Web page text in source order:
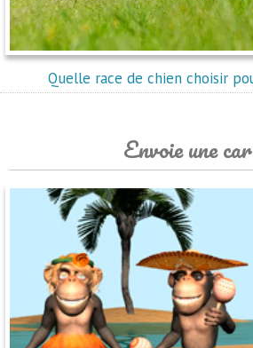
Quelle race de chien choisir
Envoie une